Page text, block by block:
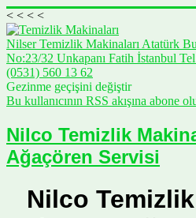
< < < <
Nilser Temizlik Makinaları Atatürk
No:23/32 Unkapanı Fatih İstanbul
(0531) 560 13 62
Gezinme geçişini değiştir
Bu kullanıcının RSS akışına abone
Nilco Temizlik
Ağaçören Servisi
Nilco